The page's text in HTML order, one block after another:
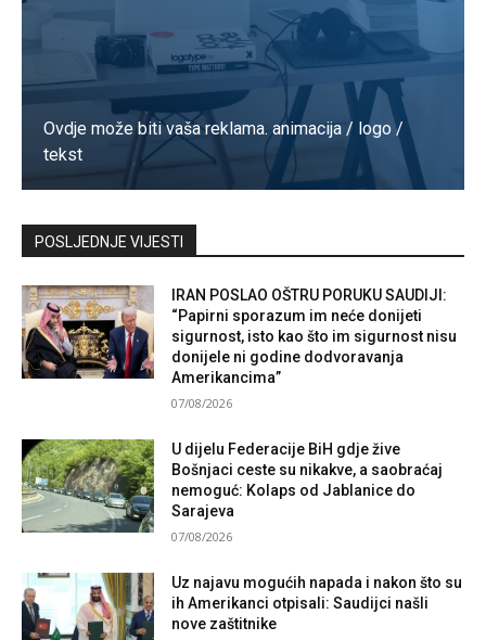
Ovdje može biti vaša reklama. animacija / logo /
tekst
Kontaktirajte nas
POSLJEDNJE VIJESTI
IRAN POSLAO OŠTRU PORUKU SAUDIJI:
“Papirni sporazum im neće donijeti
sigurnost, isto kao što im sigurnost nisu
donijele ni godine dodvoravanja
Amerikancima”
07/08/2026
U dijelu Federacije BiH gdje žive
Bošnjaci ceste su nikakve, a saobraćaj
nemoguć: Kolaps od Jablanice do
Sarajeva
07/08/2026
Uz najavu mogućih napada i nakon što su
ih Amerikanci otpisali: Saudijci našli
nove zaštitnike